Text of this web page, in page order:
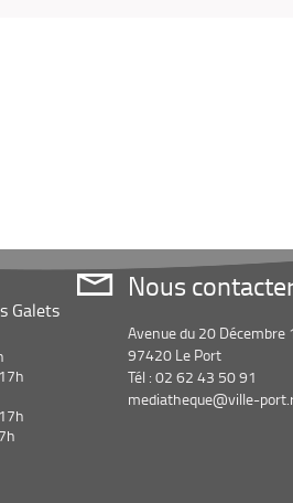
Galets
Nous
Avenue du 20 Décembre
97420 Le Port
Tél : 02 62 43 50 91
mediatheque@ville-